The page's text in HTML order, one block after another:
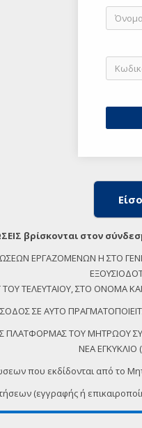
βρίσκονται στον
ΕΡΓΑΖΟΜΕΝΩΝ Η
ΤΕΛΕΥΤΑΙΟΥ, ΣΤΟ ΟΝΟΜΑ
ΣΕ ΑΥΤΟ
ΤΗΣ ΠΛΑΤΦΟΡΜΑΣ ΤΟΥ
ΝΕΑ ΕΓΚΥΚΛΙΟ
που εκδίδονται από το
(εγγραφής ή